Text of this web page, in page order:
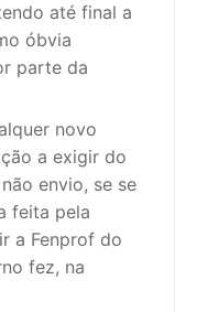
até final a
óbvia
parte da
novo
a exigir do
envio, se se
feita pela
a Fenprof do
fez, na